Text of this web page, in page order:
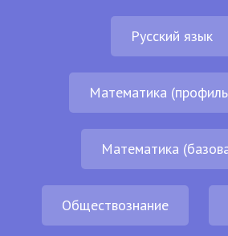
Русский язык
Математика
Математика
Обществознание